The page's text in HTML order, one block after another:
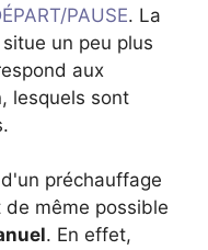
PAUSE. La
un peu plus
aux
lesquels sont
préchauffage
même possible
. En effet,